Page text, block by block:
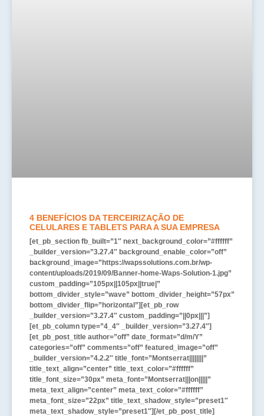
4 BENEFÍCIOS DA TERCEIRIZAÇÃO DE
CELULARES E TABLETS PARA A SUA EMPRESA
[et_pb_section fb_built=”1″ next_background_color=”#ffffff”
_builder_version=”3.27.4″ background_enable_color=”off”
background_image=”https://wapssolutions.com.br/wp-
content/uploads/2019/09/Banner-home-Waps-Solution-1.jpg”
custom_padding=”105px||105px||true|”
bottom_divider_style=”wave” bottom_divider_height=”57px”
bottom_divider_flip=”horizontal”][et_pb_row
_builder_version=”3.27.4″ custom_padding=”||0px|||”]
[et_pb_column type=”4_4″ _builder_version=”3.27.4″]
[et_pb_post_title author=”off” date_format=”d/m/Y”
categories=”off” comments=”off” featured_image=”off”
_builder_version=”4.2.2″ title_font=”Montserrat||||||||”
title_text_align=”center” title_text_color=”#ffffff”
title_font_size=”30px” meta_font=”Montserrat|||on|||||”
meta_text_align=”center” meta_text_color=”#ffffff”
meta_font_size=”22px” title_text_shadow_style=”preset1″
meta_text_shadow_style=”preset1″][/et_pb_post_title]